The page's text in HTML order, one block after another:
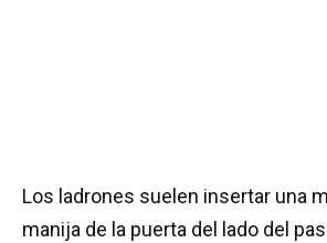
Los ladrones suelen insertar una
manija de la puerta del lado del